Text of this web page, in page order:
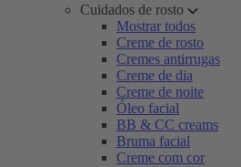
Cuidados de rosto
Mostrar todos
Creme de rosto
Cremes antirrugas
Creme de dia
Creme de noite
Óleo facial
BB & CC creams
Bruma facial
Creme com cor